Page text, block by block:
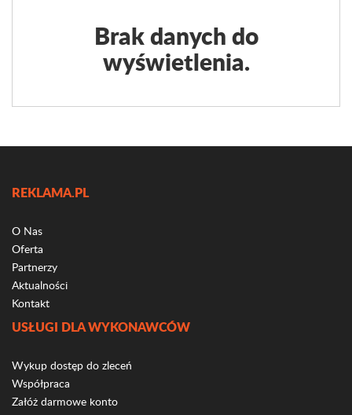
Brak danych do
wyświetlenia.
REKLAMA.PL
O Nas
Oferta
Partnerzy
Aktualności
Kontakt
USŁUGI DLA WYKONAWCÓW
Wykup dostęp do zleceń
Współpraca
Załóż darmowe konto